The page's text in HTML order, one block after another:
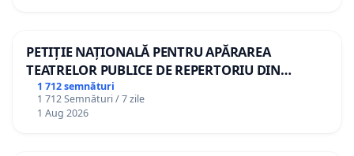
PETIȚIE NAȚIONALĂ PENTRU APĂRAREA
TEATRELOR PUBLICE DE REPERTORIU DIN
ROMÂNIA
1 712 semnături
1 712 Semnături / 7 zile
1 Aug 2026